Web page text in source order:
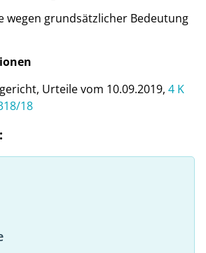
wegen grundsätzlicher Bedeutung
Urteile vom 10.09.2019, 4 K
18